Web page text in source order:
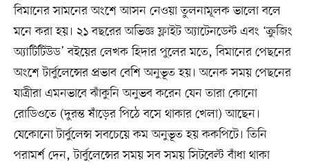
বিমানের সামনের অংশে আসন নেওয়া তুলনামূলক ভালো বলে
মনে করা হয়। ২১ বছরের অভিজ্ঞ ফ্লাইট অ্যাটেনডেন্ট এবং ‘ক্রুজিং
অ্যাটিটিউড’ বইয়ের লেখক হিদার পুলের মতে, বিমানের পেছনের
অংশে টার্বুলেন্সের প্রভাব বেশি অনুভূত হয়। অনেক সময় পেছনের
যাত্রীরা এমনভাবে ঝাঁকুনি অনুভব করেন যেন তারা কোনো
রোডিওতে (দুরন্ত ষাঁড়ের পিঠে বসে থাকার খেলা) আছেন।
যেকোনো টার্বুলেন্স সবচেয়ে কম অনুভূত হয় ককপিটে। তিনি
পরামর্শ দেন, টার্বুলেন্সের সময় সব সময় সিটবেল্ট বাঁধা থাকা